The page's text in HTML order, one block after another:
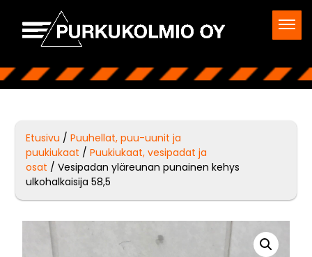
Etusivu /Puuhellat, puu-uunit ja
puukiukaat /Puukiukaat, vesipadat ja
osat / Vesipadan yläreunan punainen kehys
ulkohalkaisija 58,5